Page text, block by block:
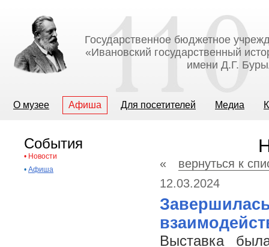
Государственное бюджетное
«Ивановский государственный
имени Д.Г.
О музее Афиша Для посетителей Медиа
События
• Новости
• Афиша « вернуться к
12.03.2024
Выставка